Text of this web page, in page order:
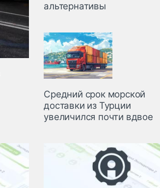
альтернативы
Средний срок морской
доставки из Турции
увеличился почти вдвое